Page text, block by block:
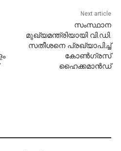
Next article
സംസ്ഥാന
മുഖ്യമന്ത്രിയായി വി.ഡി.
സതീശനെ പ്രഖ്യാപിച്ച്
കോൺഗ്രസ്
ഹൈക്കമാൻഡ്